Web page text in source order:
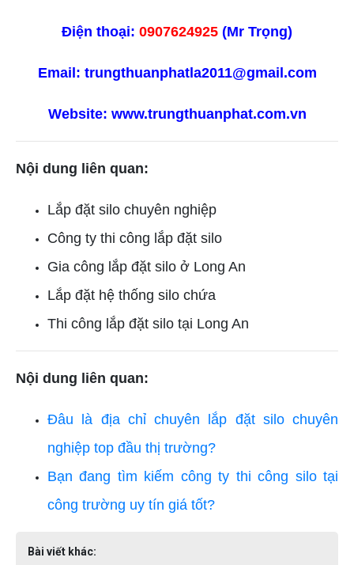
Điện thoại: 0907624925 (Mr Trọng)
Email: trungthuanphatla2011@gmail.com
Website: www.trungthuanphat.com.vn
Nội dung liên quan:
Lắp đặt silo chuyên nghiệp
Công ty thi công lắp đặt silo
Gia công lắp đặt silo ở Long An
Lắp đặt hệ thống silo chứa
Thi công lắp đặt silo tại Long An
Nội dung liên quan:
Đâu là địa chỉ chuyên lắp đặt silo chuyên
nghiệp top đầu thị trường?
Bạn đang tìm kiếm công ty thi công silo tại
công trường uy tín giá tốt?
Bài viết khác: